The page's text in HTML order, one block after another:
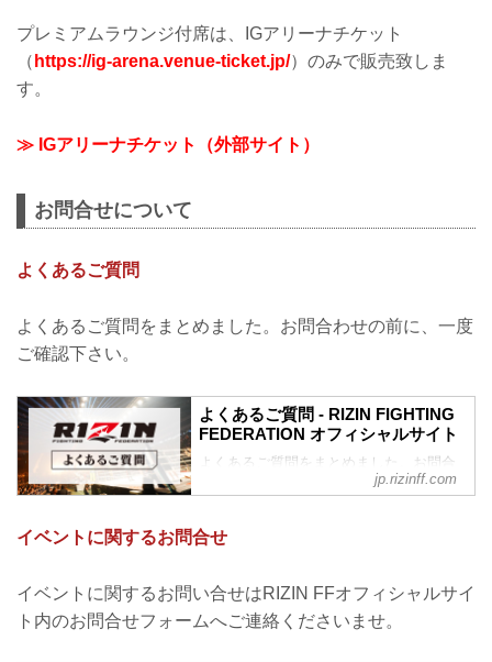
プレミアムラウンジ付席は、IGアリーナチケット
（ https://ig-arena.venue-ticket.jp/）のみで販売致しま
す。
≫ IGアリーナチケット（外部サイト）
お問合せについて
よくあるご質問
よくあるご質問をまとめました。お問合わせの前に、一度
ご確認下さい。
よくあるご質問 - RIZIN FIGHTING
FEDERATION オフィシャルサイト
よくあるご質問をまとめました。お問合
わせの前に、一度ご確認下さい。
Q.1 より良い席で観戦したいのですが、
どの先行でチケットを買うと一番良い席
A. より良い席のご案内は、以下の順番と
なります。
①ファンクラブ先行（超強者）
jp.rizinff.com
イベントに関するお問合せ
イベントに関するお問い合せはRIZIN FFオフィシャルサイ
ト内のお問合せフォームへご連絡くださいませ。